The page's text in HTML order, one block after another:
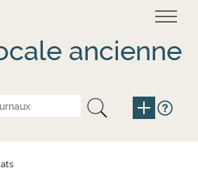
ancienne